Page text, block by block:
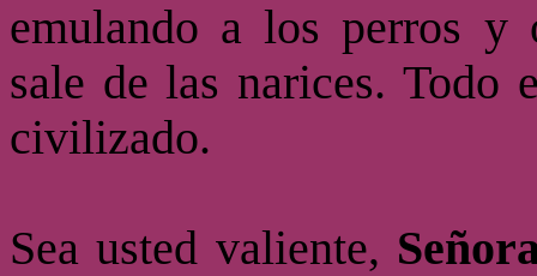
emulando a los perros y
sale de las narices.
civilizado.
Sea usted valiente,